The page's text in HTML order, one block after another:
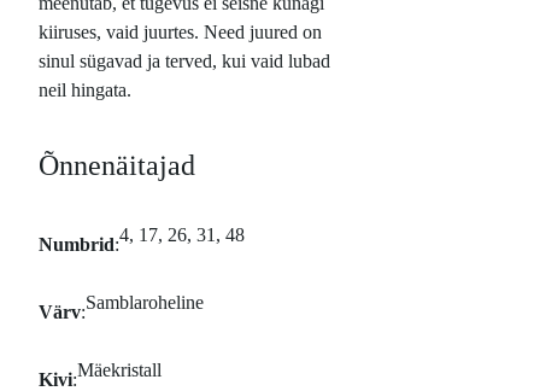
kiiruses, vaid juurtes. Need juured on
sinul sügavad ja terved, kui vaid lubad
neil hingata.
Õnnenäitajad
Numbrid:4, 17, 26, 31, 48
Värv:Samblaroheline
Kivi:Mäekristall